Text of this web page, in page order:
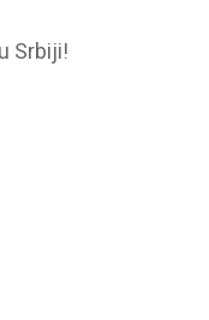
Srbiji!